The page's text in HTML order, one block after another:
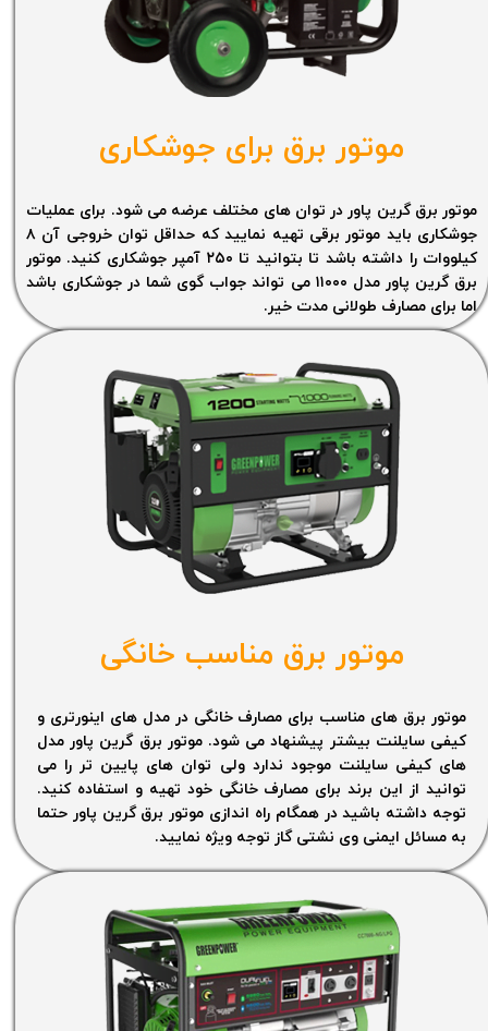
موتور برق برای جوشکاری
موتور برق گرین پاور در توان های مختلف عرضه می شود. برای عملیات
جوشکاری باید موتور برقی تهیه نمایید که حداقل توان خروجی آن ۸
کیلووات را داشته باشد تا بتوانید تا ۲۵۰ آمپر جوشکاری کنید. موتور
برق گرین پاور مدل ۱۱۰۰۰ می تواند جواب گوی شما در جوشکاری باشد
اما برای مصارف طولانی مدت خیر.
موتور برق مناسب خانگی
موتور برق های مناسب برای مصارف خانگی در مدل های اینورتری و
کیفی سایلنت بیشتر پیشنهاد می شود. موتور برق گرین پاور مدل
های کیفی سایلنت موجود ندارد ولی توان های پایین تر را می
توانید از این برند برای مصارف خانگی خود تهیه و استفاده کنید.
توجه داشته باشید در همگام راه اندازی موتور برق گرین پاور حتما
به مسائل ایمنی وی نشتی گاز توجه ویژه نمایید.